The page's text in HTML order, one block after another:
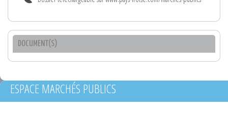
DOCUMENT(S)
ESPACE MARCHÉS PUBLICS